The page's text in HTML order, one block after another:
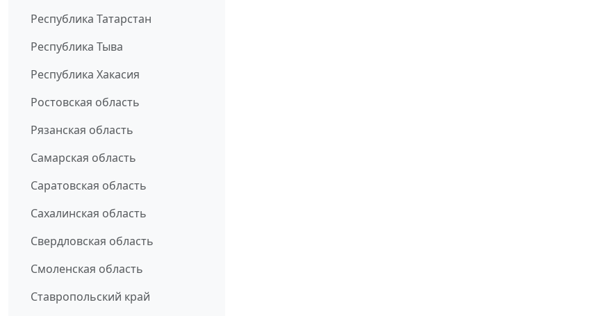
Республика Татарстан
Республика Тыва
Республика Хакасия
Ростовская область
Рязанская область
Самарская область
Саратовская область
Сахалинская область
Свердловская область
Смоленская область
Ставропольский край